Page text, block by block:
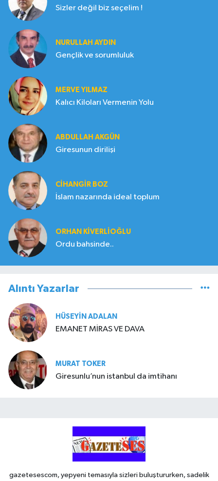
Sizler değil biz seçelim !
NURULLAH AYDIN
Gençlik ve sorumluluk
MERVE YILMAZ
Kalıcı Kiloları Vermenin Yolu
ABDULLAH AKGÜN
Giresunun dirilişi
CIHANGIR BOZ
İslam nazarında ideal toplum
ORHAN KIVERLIOĞLU
Ordu bahsinde..
Alıntı Yazarlar
HÜSEYIN ADALAN
EMANET MİRAS VE DAVA
MURAT TOKER
Giresunlu’nun istanbul da imtihanı
gazetesescom, yepyeni temasıyla sizleri buluştururken, sadelik